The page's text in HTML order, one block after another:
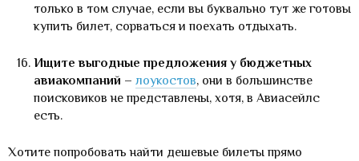
только в том случае, если вы буквально тут же готовы
купить билет, сорваться и поехать отдыхать.
Ищите выгодные предложения у бюджетных
авиакомпаний – лоукостов, они в большинстве
поисковиков не представлены, хотя, в Авиасейлс
есть.
Хотите попробовать найти дешевые билеты прямо